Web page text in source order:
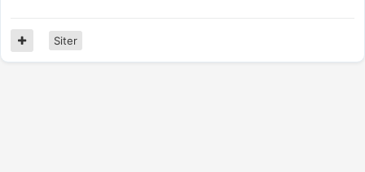
Siter